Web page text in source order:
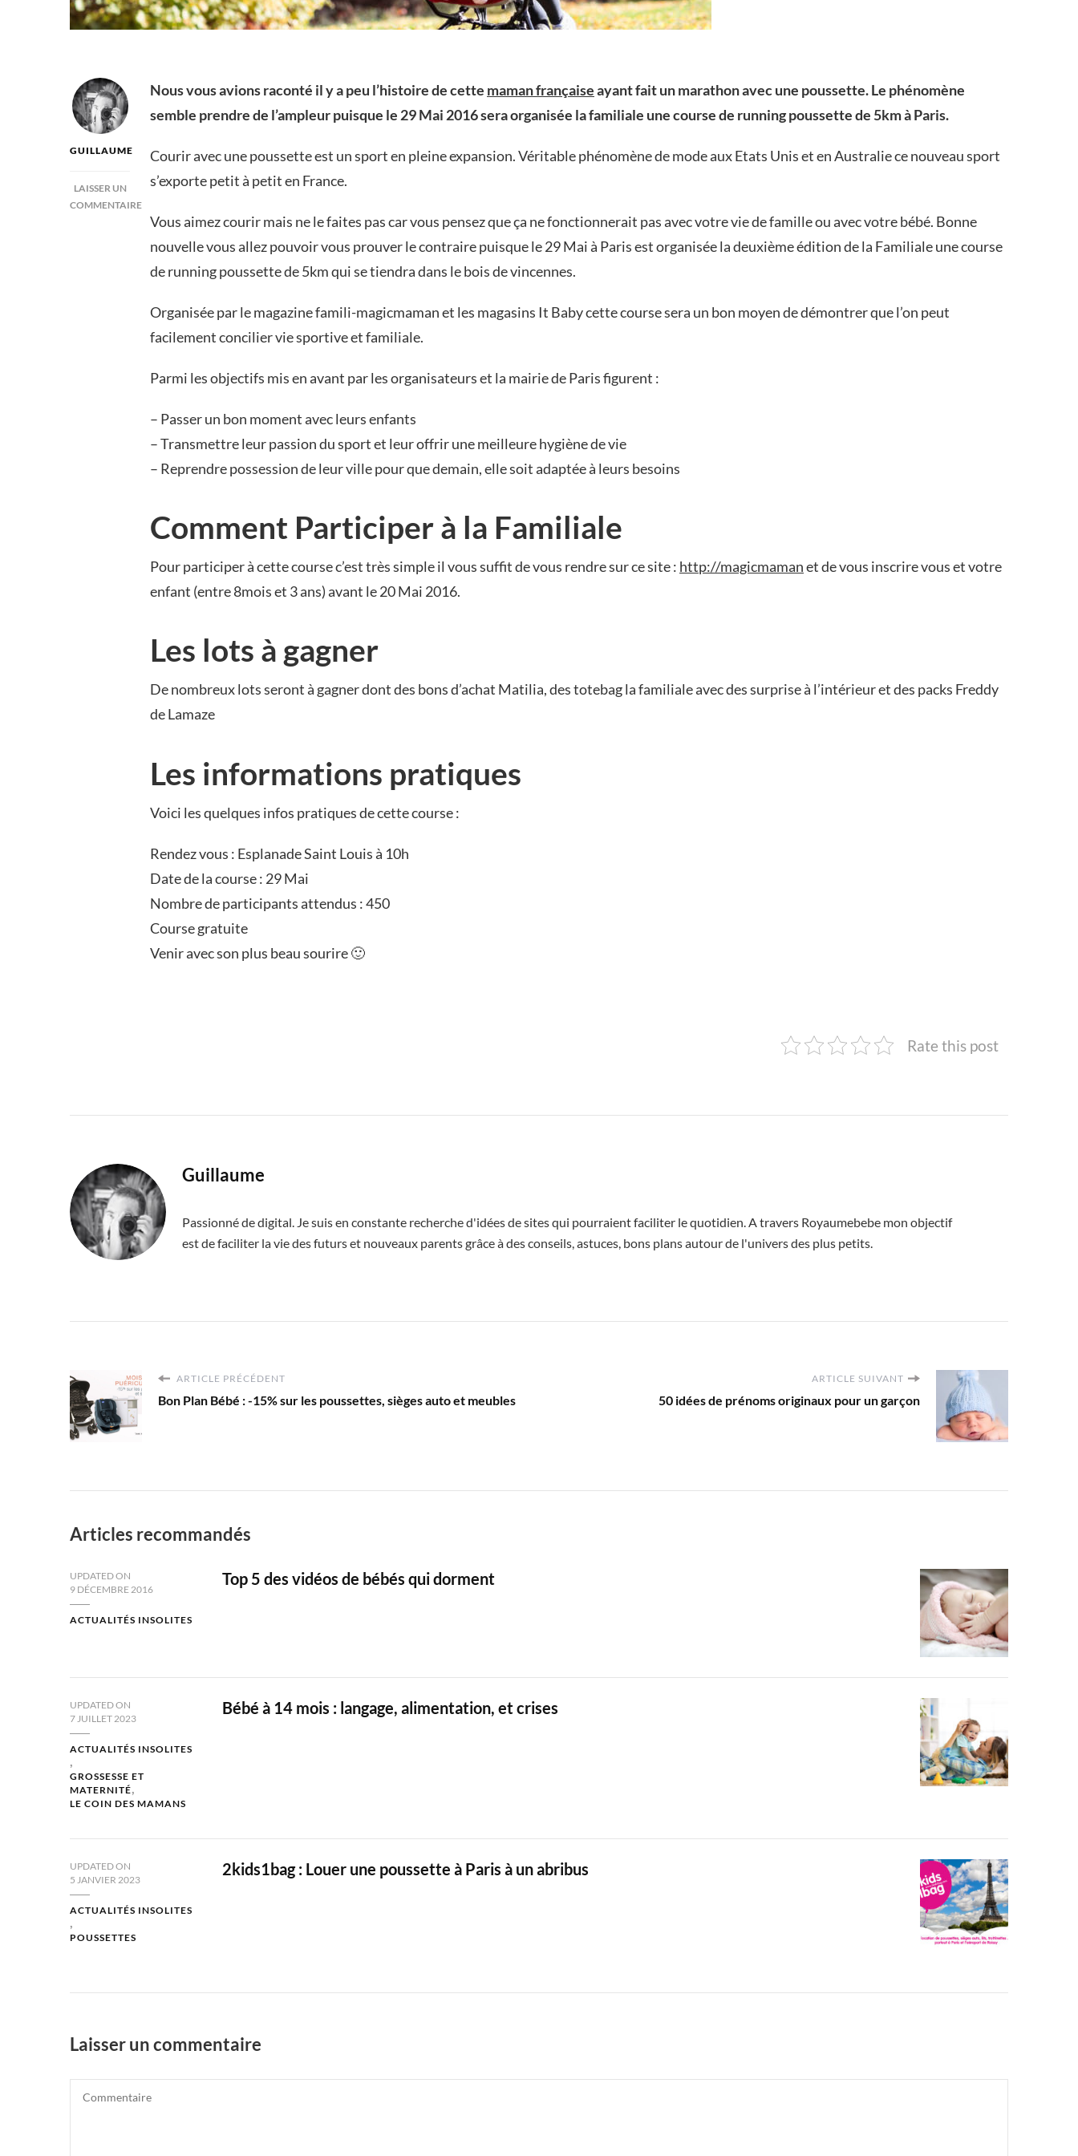
GUILLAUME
LAISSER UN
COMMENTAIRE
Nous vous avions raconté il y a peu l’histoire de cette maman françaiseayant fait un marathon avec une poussette. Le phénomène
semble prendre de l’ampleur puisque le 29 Mai 2016 sera organisée la familiale une course de running poussette de 5km à Paris.
Courir avec une poussette est un sport en pleine expansion. Véritable phénomène de mode aux Etats Unis et en Australie ce nouveau sport
s’exporte petit à petit en France.
Vous aimez courir mais ne le faites pas car vous pensez que ça ne fonctionnerait pas avec votre vie de famille ou avec votre bébé. Bonne
nouvelle vous allez pouvoir vous prouver le contraire puisque le 29 Mai à Paris est organisée la deuxième édition de la Familiale une course
de running poussette de 5km qui se tiendra dans le bois de vincennes.
Organisée par le magazine famili-magicmaman et les magasins It Baby cette course sera un bon moyen de démontrer que l’on peut
facilement concilier vie sportive et familiale.
Parmi les objectifs mis en avant par les organisateurs et la mairie de Paris figurent :
– Passer un bon moment avec leurs enfants
– Transmettre leur passion du sport et leur offrir une meilleure hygiène de vie
– Reprendre possession de leur ville pour que demain, elle soit adaptée à leurs besoins
Comment Participer à la Familiale
Pour participer à cette course c’est très simple il vous suffit de vous rendre sur ce site : http://magicmamanet de vous inscrire vous et votre
enfant (entre 8mois et 3 ans) avant le 20 Mai 2016.
Les lots à gagner
De nombreux lots seront à gagner dont des bons d’achat Matilia, des totebag la familiale avec des surprise à l’intérieur et des packs Freddy
de Lamaze
Les informations pratiques
Voici les quelques infos pratiques de cette course :
Rendez vous : Esplanade Saint Louis à 10h
Date de la course : 29 Mai
Nombre de participants attendus : 450
Course gratuite
Venir avec son plus beau sourire 🙂
Rate this post
Guillaume
Passionné de digital. Je suis en constante recherche d'idées de sites qui pourraient faciliter le quotidien. A travers Royaumebebe mon objectif
est de faciliter la vie des futurs et nouveaux parents grâce à des conseils, astuces, bons plans autour de l'univers des plus petits.
ARTICLE PRÉCÉDENT
Bon Plan Bébé : -15% sur les poussettes, sièges auto et meubles
ARTICLE SUIVANT
50 idées de prénoms originaux pour un garçon
Articles recommandés
UPDATED ON
9 DÉCEMBRE 2016
ACTUALITÉS INSOLITES
Top 5 des vidéos de bébés qui dorment
UPDATED ON
7 JUILLET 2023
ACTUALITÉS INSOLITES
GROSSESSE ET
MATERNITÉ
LE COIN DES MAMANS
Bébé à 14 mois : langage, alimentation, et crises
UPDATED ON
5 JANVIER 2023
ACTUALITÉS INSOLITES
POUSSETTES
2kids1bag : Louer une poussette à Paris à un abribus
Laisser un commentaire